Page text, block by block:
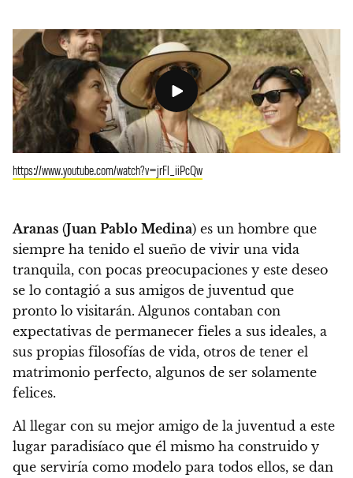
https://www.youtube.com/watch?v=jrFl_iiPcQw
Aranas (Juan Pablo Medina) es un hombre que
siempre ha tenido el sueño de vivir una vida
tranquila, con pocas preocupaciones y este deseo
se lo contagió a sus amigos de juventud que
pronto lo visitarán. Algunos contaban con
expectativas de permanecer fieles a sus ideales, a
sus propias filosofías de vida, otros de tener el
matrimonio perfecto, algunos de ser solamente
felices.
Al llegar con su mejor amigo de la juventud a este
lugar paradisíaco que él mismo ha construido y
que serviría como modelo para todos ellos, se dan